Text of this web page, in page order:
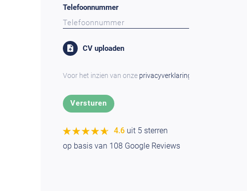
Telefoonnummer
CV uploaden
Voor het inzien van onze privacyverklaring
★★★★★
★★★★★ 4.6 uit 5 sterren
op basis van 108 Google Reviews